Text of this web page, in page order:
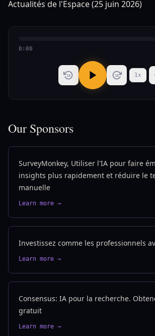
0:00
15 15 1x
Our Sponsors
SurveyMonkey, Utiliser l'IA pour faire
insights plus rapidement et réduire le
manuelle
Learn more →
Investissez comme les professionnels
Learn more →
Consensus: IA pour la recherche.
gratuit
Learn more →